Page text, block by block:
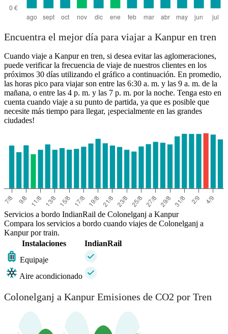
Encuentra el mejor día para viajar a Kanpur en tren
Cuando viaje a Kanpur en tren, si desea evitar las aglomeraciones,
puede verificar la frecuencia de viaje de nuestros clientes en los
próximos 30 días utilizando el gráfico a continuación. En promedio,
las horas pico para viajar son entre las 6:30 a. m. y las 9 a. m. de la
mañana, o entre las 4 p. m. y las 7 p. m. por la noche. Tenga esto en
cuenta cuando viaje a su punto de partida, ya que es posible que
necesite más tiempo para llegar, ¡especialmente en las grandes
ciudades!
Servicios a bordo IndianRail de Colonelganj a Kanpur
Compara los servicios a bordo cuando viajes de Colonelganj a
Kanpur por train.
Instalaciones
IndianRail
Equipaje
Aire acondicionado
Colonelganj a Kanpur Emisiones de CO2 por Tren